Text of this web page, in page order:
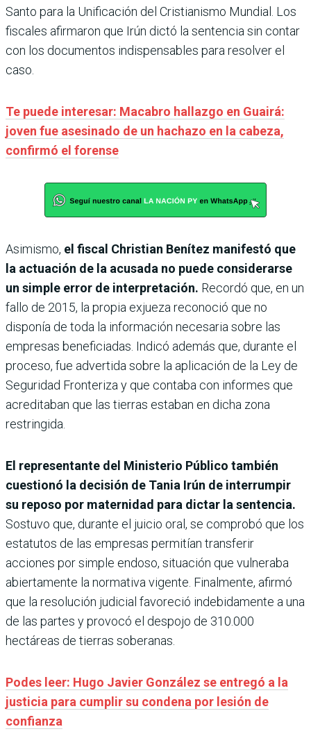
Santo para la Unificación del Cristianismo Mundial. Los
fiscales afirmaron que Irún dictó la sentencia sin contar
con los documentos indispensables para resolver el
caso.
Te puede interesar: Macabro hallazgo en Guairá:
joven fue asesinado de un hachazo en la cabeza,
confirmó el forense
Asimismo, el fiscal Christian Benítez manifestó que
la actuación de la acusada no puede considerarse
un simple error de interpretación. Recordó que, en un
fallo de 2015, la propia exjueza reconoció que no
disponía de toda la información necesaria sobre las
empresas beneficiadas. Indicó además que, durante el
proceso, fue advertida sobre la aplicación de la Ley de
Seguridad Fronteriza y que contaba con informes que
acreditaban que las tierras estaban en dicha zona
restringida.
El representante del Ministerio Público también
cuestionó la decisión de Tania Irún de interrumpir
su reposo por maternidad para dictar la sentencia.
Sostuvo que, durante el juicio oral, se comprobó que los
estatutos de las empresas permitían transferir
acciones por simple endoso, situación que vulneraba
abiertamente la normativa vigente. Finalmente, afirmó
que la resolución judicial favoreció indebidamente a una
de las partes y provocó el despojo de 310.000
hectáreas de tierras soberanas.
Podes leer: Hugo Javier González se entregó a la
justicia para cumplir su condena por lesión de
confianza